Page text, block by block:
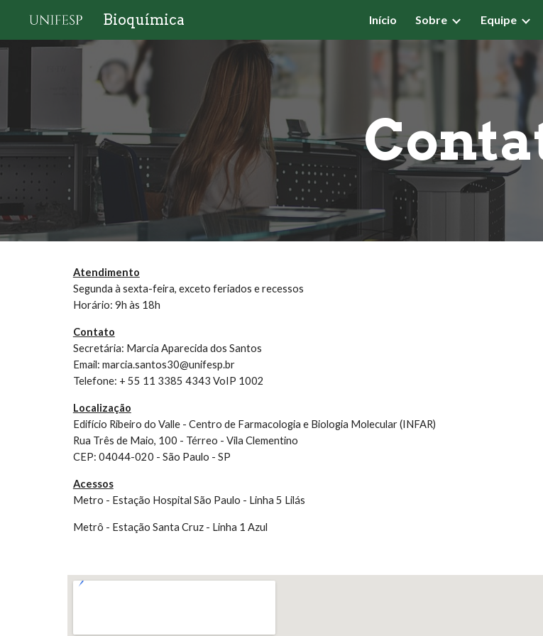
Skip to main content
Bioquímica Início Sobre Equipe
Atendimento
Segunda à sexta-feira, exceto feriados e recessos
Horário: 9h às 18h
Contato
Secretária: Marcia Aparecida dos Santos
Email: marcia.santos30@unifesp.br
Telefone: + 55 11 3385 4343 VoIP 1002
Localização
Edifício Ribeiro do Valle - Centro de Farmacologia e Biologia Molecular (INFAR)
Rua Três de Maio, 100 - Térreo - Vila Clementino
CEP: 04044-020 - São Paulo - SP
Acessos
Metro - Estação Hospital São Paulo - Linha 5 Lilás
Metrô - Estação Santa Cruz - Linha 1 Azul